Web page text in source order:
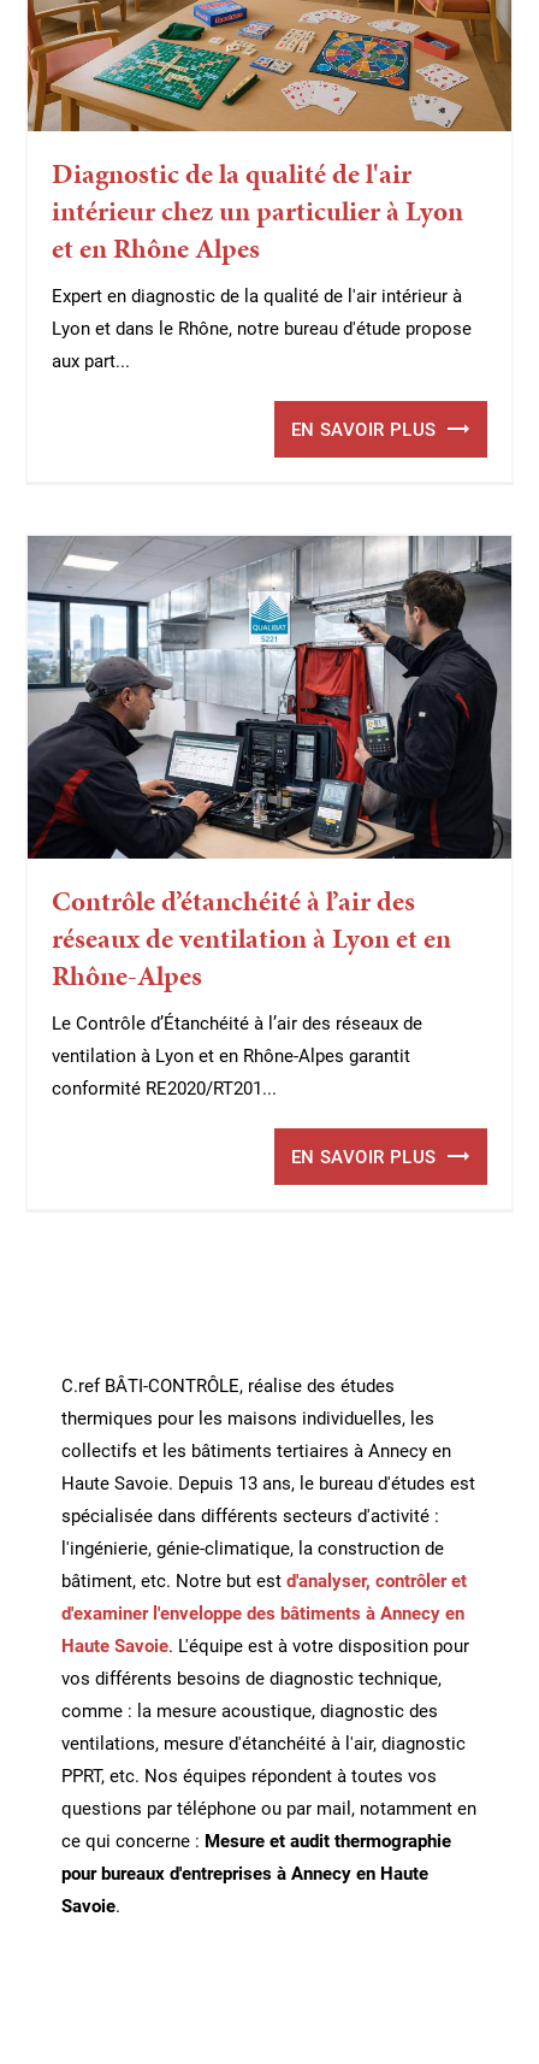
Diagnostic de la qualité de l'air
intérieur chez un particulier à Lyon
et en Rhône Alpes
Expert en diagnostic de la qualité de l'air intérieur à
Lyon et dans le Rhône, notre bureau d'étude propose
aux part...
EN SAVOIR PLUS
Contrôle d’étanchéité à l’air des
réseaux de ventilation à Lyon et en
Rhône-Alpes
Le Contrôle d’Étanchéité à l’air des réseaux de
ventilation à Lyon et en Rhône-Alpes garantit
conformité RE2020/RT201...
EN SAVOIR PLUS
C.ref BÂTI-CONTRÔLE, réalise des études
thermiques pour les maisons individuelles, les
collectifs et les bâtiments tertiaires à Annecy en
Haute Savoie. Depuis 13 ans, le bureau d'études est
spécialisée dans différents secteurs d'activité :
l'ingénierie, génie-climatique, la construction de
bâtiment, etc. Notre but estd'analyser, contrôler et
d'examiner l'enveloppe des bâtiments à Annecy en
Haute Savoie. L'équipe est à votre disposition pour
vos différents besoins de diagnostic technique,
comme : la mesure acoustique, diagnostic des
ventilations, mesure d'étanchéité à l'air, diagnostic
PPRT, etc. Nos équipes répondent à toutes vos
questions par téléphone ou par mail, notamment en
ce qui concerne : Mesure et audit thermographie
pour bureaux d'entreprises à Annecy en Haute
Savoie.